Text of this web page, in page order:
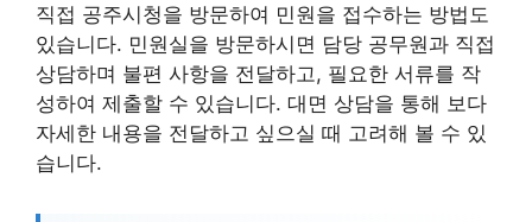
직접 공주시청을 방문하여 민원을 접수하는 방법도
있습니다. 민원실을 방문하시면 담당 공무원과 직접
상담하며 불편 사항을 전달하고, 필요한 서류를 작
성하여 제출할 수 있습니다. 대면 상담을 통해 보다
자세한 내용을 전달하고 싶으실 때 고려해 볼 수 있
습니다.